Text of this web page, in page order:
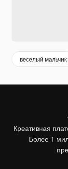
веселый мальчик
Креативная
Более 1